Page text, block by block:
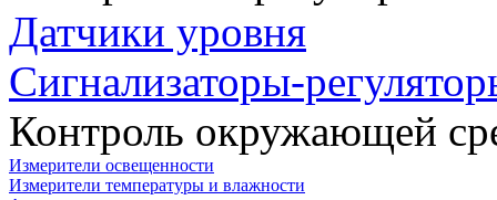
Датчики уровня
Сигнализаторы-
Контроль окружающей
Измерители освещенности
Измерители температуры и влажности